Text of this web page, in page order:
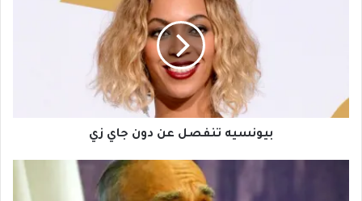
بيونسيه تنفصل عن دون جاي زي